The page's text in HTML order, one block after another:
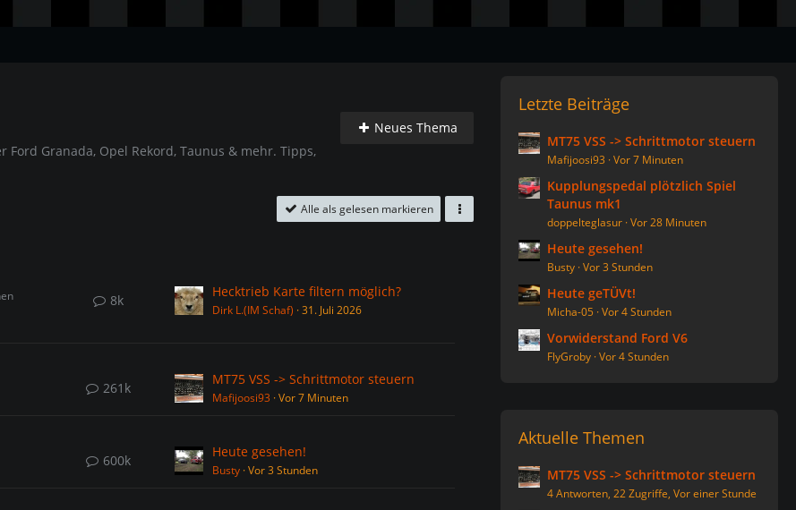
Granada, Opel Rekord, Taunus & mehr. Tipps,
Neues Thema
Alle als gelesen markieren
8k
Hecktrieb Karte filtern möglich?
Dirk L.(IM Schaf) 31. Juli 2026
261k
MT75 VSS -> Schrittmotor steuern
Mafijoosi93 Vor 7 Minuten
600k
Heute gesehen!
Busty Vor 3 Stunden
Letzte Beiträge
MT75 VSS -> Schrittmotor steuern
Mafijoosi93 Vor 7 Minuten
Kupplungspedal plötzlich Spiel
Taunus mk1
doppelteglasur Vor 28 Minuten
Heute gesehen!
Busty Vor 3 Stunden
Heute geTÜVt!
Micha-05 Vor 4 Stunden
Vorwiderstand Ford V6
FlyGroby Vor 4 Stunden
Aktuelle Themen
MT75 VSS -> Schrittmotor steuern
4 Antworten, 22 Zugriffe, Vor einer Stunde